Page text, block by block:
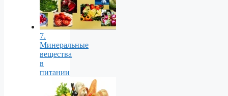
7.
Минеральные
вещества
в
питании